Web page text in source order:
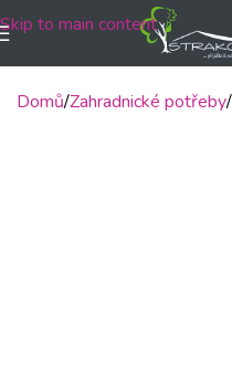
Skip to main content
Domů Zahradnické potřeby